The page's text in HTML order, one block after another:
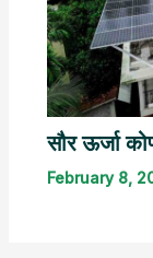
सौर ऊर्जा
February 8,